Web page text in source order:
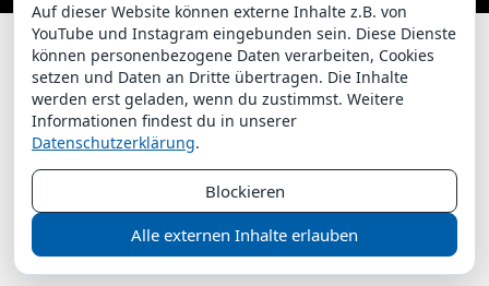
Impressum
Datenschutzerklärung
ChurchDesk-Login
Auf dieser Website können externe Inhalte z.B. von
YouTube und Instagram eingebunden sein. Diese Dienste
können personenbezogene Daten verarbeiten, Cookies
setzen und Daten an Dritte übertragen. Die Inhalte
werden erst geladen, wenn du zustimmst. Weitere
Informationen findest du in unserer
Datenschutzerklärung.
Blockieren
Alle externen Inhalte erlauben